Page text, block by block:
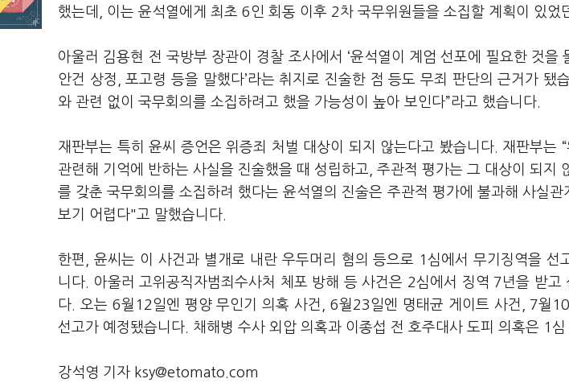
했는데, 이는 윤석열에게 최초 6인 회동 이후 2차 국무위원들을 소집할 계획이 있었
아울러 김용현 전 국방부 장관이 경찰 조사에서 ‘윤석열이 계엄 선포에 필요한 것을
안건 상정, 포고령 등을 말했다’라는 취지로 진술한 점 등도 무죄 판단의 근거가 됐
와 관련 없이 국무회의를 소집하려고 했을 가능성이 높아 보인다”라고 했습니다.
재판부는 특히 윤씨 증언은 위증죄 처벌 대상이 되지 않는다고 봤습니다. 재판부는
관련해 기억에 반하는 사실을 진술했을 때 성립하고, 주관적 평가는 그 대상이 되지
를 갖춘 국무회의를 소집하려 했다는 윤석열의 진술은 주관적 평가에 불과해 사실
보기 어렵다"고 말했습니다.
한편, 윤씨는 이 사건과 별개로 내란 우두머리 혐의 등으로 1심에서 무기징역을 선
니다. 아울러 고위공직자범죄수사처 체포 방해 등 사건은 2심에서 징역 7년을 받고
다. 오는 6월12일엔 평양 무인기 의혹 사건, 6월23일엔 명태균 게이트 사건, 7월
선고가 예정됐습니다. 채해병 수사 외압 의혹과 이종섭 전 호주대사 도피 의혹은 1심
강석영 기자 ksy@etomato.com